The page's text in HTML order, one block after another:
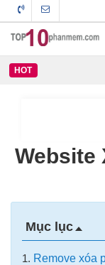
HOT
Website
Mục lục
1. Remove xóa